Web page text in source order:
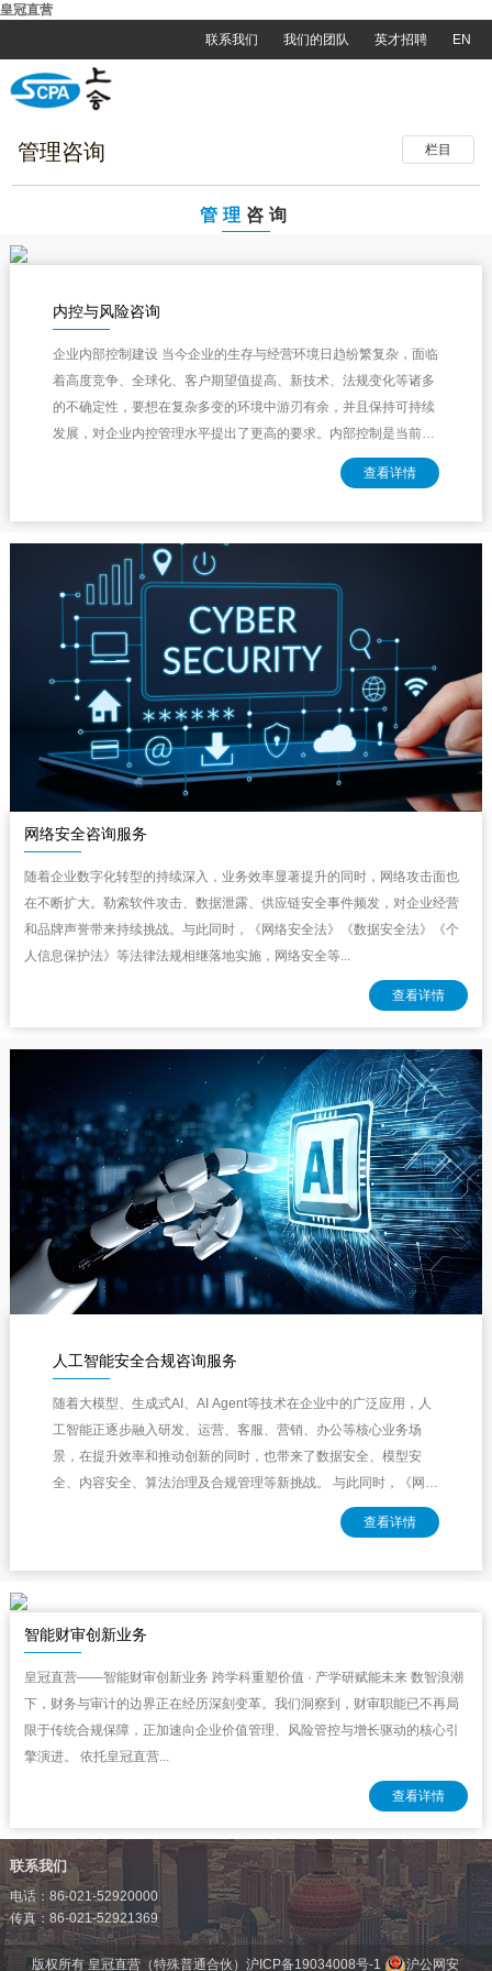
皇冠直营
联系我们
我们的团队 英才招聘 EN
栏目
管理咨询
管理 咨询
内控与风险咨询
企业内部控制建设 当今企业的生存与经营环境日趋纷繁复杂，面临
着高度竞争、全球化、客户期望值提高、新技术、法规变化等诸多
的不确定性，要想在复杂多变的环境中游刃有余，并且保持可持续
发展，对企业内控管理水平提出了更高的要求。内部控制是当前国
查看详情
网络安全咨询服务
随着企业数字化转型的持续深入，业务效率显著提升的同时，网络攻击面也
在不断扩大。勒索软件攻击、数据泄露、供应链安全事件频发，对企业经营
和品牌声誉带来持续挑战。与此同时，《网络安全法》《数据安全法》《个
人信息保护法》等法律法规相继落地实施，网络安全等...
查看详情
人工智能安全合规咨询服务
随着大模型、生成式AI、AI Agent等技术在企业中的广泛应用，人
工智能正逐步融入研发、运营、客服、营销、办公等核心业务场
景，在提升效率和推动创新的同时，也带来了数据安全、模型安
全、内容安全、算法治理及合规管理等新挑战。 与此同时，《网络
查看详情
智能财审创新业务
皇冠直营——智能财审创新业务 跨学科重塑价值 · 产学研赋能未来 数智浪潮
下，财务与审计的边界正在经历深刻变革。我们洞察到，财审职能已不再局
限于传统合规保障，正加速向企业价值管理、风险管控与增长驱动的核心引
擎演进。 依托皇冠直营...
查看详情
联系我们
电话：86-021-52920000
传真：86-021-52921369
版权所有 皇冠直营（特殊普通合伙）沪ICP备19034008号-1 沪公网安